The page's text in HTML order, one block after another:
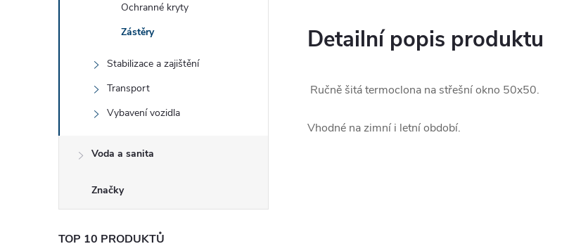
Ochranné kryty
Zástěry
Stabilizace a zajištění
Transport
Vybavení vozidla
Voda a sanita
Značky
TOP 10 PRODUKTŮ
Detailní popis produktu
Ručně šitá termoclona na střešní okno 50x50.
Vhodné na zimní i letní období.